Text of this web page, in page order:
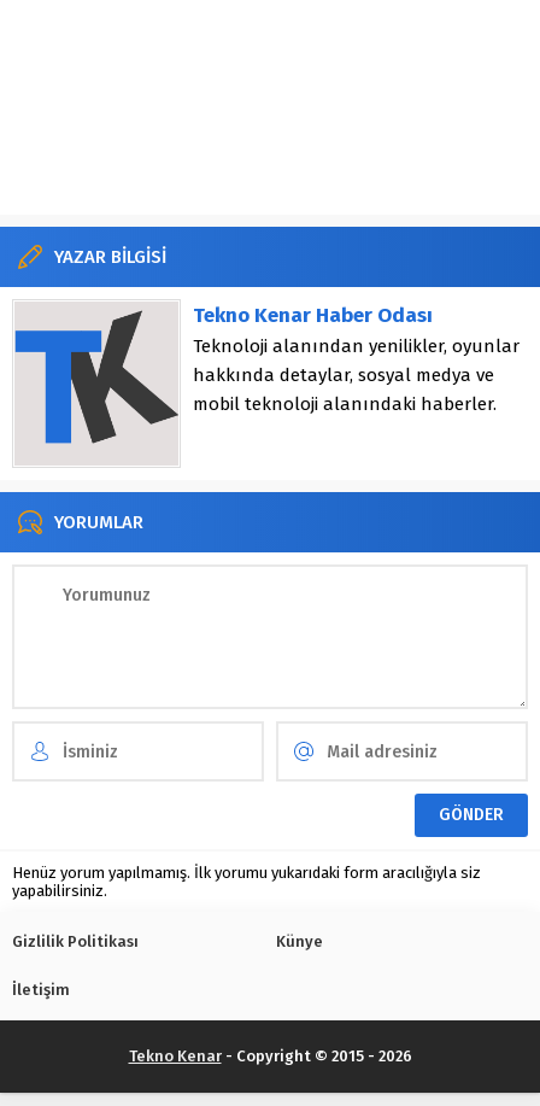
YAZAR BİLGİSİ
Tekno Kenar Haber Odası
Teknoloji alanından yenilikler, oyunlar
hakkında detaylar, sosyal medya ve
mobil teknoloji alanındaki haberler.
YORUMLAR
Henüz yorum yapılmamış. İlk yorumu yukarıdaki form aracılığıyla siz
yapabilirsiniz.
Gizlilik Politikası Künye
İletişim
Tekno Kenar- Copyright © 2015 - 2026